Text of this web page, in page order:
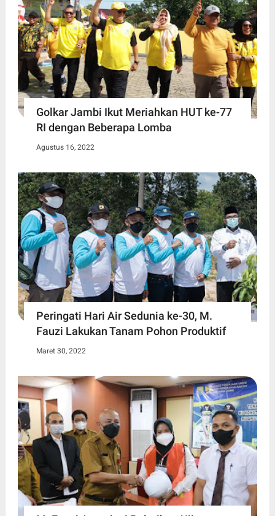
Golkar Jambi Ikut Meriahkan HUT ke-77
RI dengan Beberapa Lomba
Agustus 16, 2022
Peringati Hari Air Sedunia ke-30, M.
Fauzi Lakukan Tanam Pohon Produktif
Maret 30, 2022